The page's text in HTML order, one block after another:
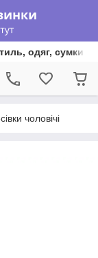
одяг, сумки
чоловічі